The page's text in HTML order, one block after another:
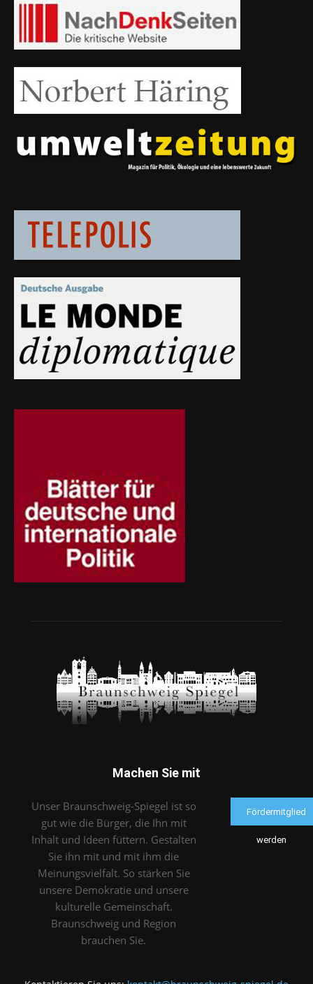
Machen Sie mit
Unser Braunschweig-Spiegel ist so
gut wie die Bürger, die Ihn mit
Inhalt und Ideen füttern. Gestalten
Sie ihn mit und mit ihm die
Meinungsvielfalt. So stärken Sie
unsere Demokratie und unsere
kulturelle Gemeinschaft.
Braunschweig und Region
brauchen Sie.
Fördermitglied
werden